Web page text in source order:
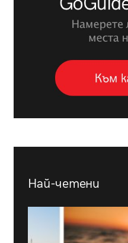
Най-четени